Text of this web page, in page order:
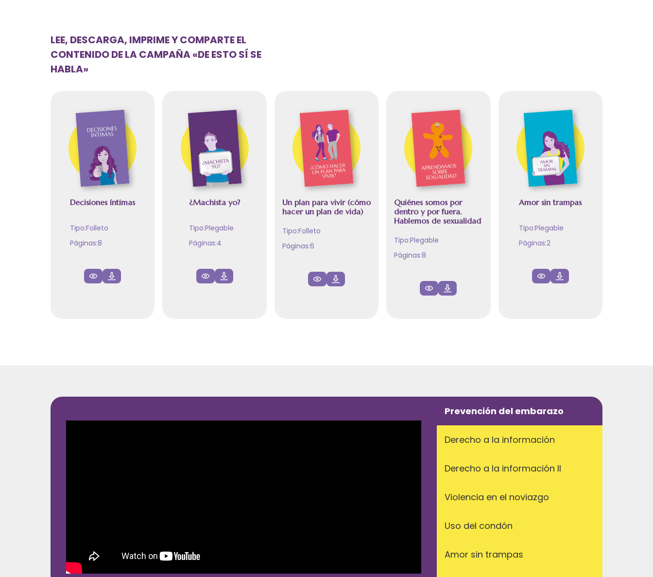
LEE, DESCARGA, IMPRIME Y COMPARTE EL
CONTENIDO DE LA CAMPAÑA «DE ESTO SÍ SE
HABLA»
Decisiones íntimas
Tipo:Folleto
Páginas:8
¿Machista yo?
Tipo:Plegable
Páginas:4
Un plan para vivir (cómo
hacer un plan de vida)
Tipo:Folleto
Páginas:6
Quiénes somos por
dentro y por fuera.
Hablemos de sexualidad
Tipo:Plegable
Páginas:8
Amor sin trampas
Tipo:Plegable
Páginas:2
Prevención del embarazo
Derecho a la información
Derecho a la información II
Violencia en el noviazgo
Uso del condón
Amor sin trampas